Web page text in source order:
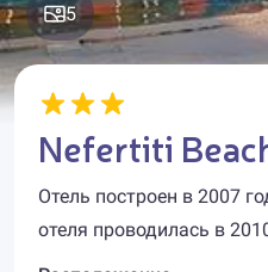
5
Nefertiti
Отель построен в 2007
отеля проводилась в